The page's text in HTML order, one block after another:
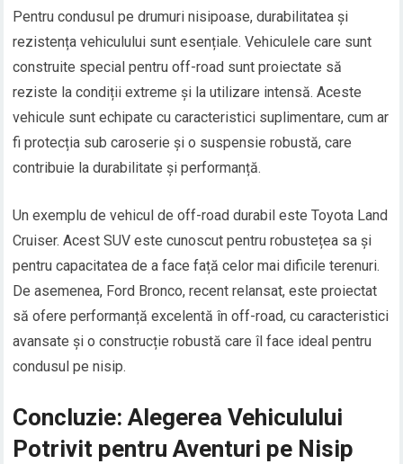
Pentru condusul pe drumuri nisipoase, durabilitatea și
rezistența vehiculului sunt esențiale. Vehiculele care sunt
construite special pentru off-road sunt proiectate să
reziste la condiții extreme și la utilizare intensă. Aceste
vehicule sunt echipate cu caracteristici suplimentare, cum ar
fi protecția sub caroserie și o suspensie robustă, care
contribuie la durabilitate și performanță.
Un exemplu de vehicul de off-road durabil este Toyota Land
Cruiser. Acest SUV este cunoscut pentru robustețea sa și
pentru capacitatea de a face față celor mai dificile terenuri.
De asemenea, Ford Bronco, recent relansat, este proiectat
să ofere performanță excelentă în off-road, cu caracteristici
avansate și o construcție robustă care îl face ideal pentru
condusul pe nisip.
Concluzie: Alegerea Vehiculului
Potrivit pentru Aventuri pe Nisip